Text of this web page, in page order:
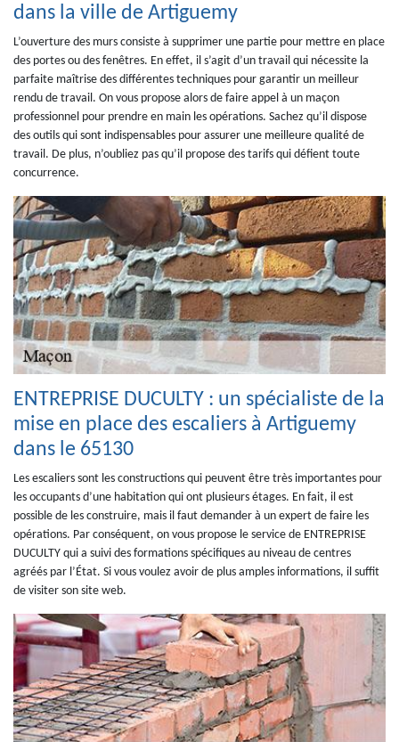
dans la ville de Artiguemy
L’ouverture des murs consiste à supprimer une partie pour mettre en place
des portes ou des fenêtres. En effet, il s’agit d’un travail qui nécessite la
parfaite maîtrise des différentes techniques pour garantir un meilleur
rendu de travail. On vous propose alors de faire appel à un maçon
professionnel pour prendre en main les opérations. Sachez qu’il dispose
des outils qui sont indispensables pour assurer une meilleure qualité de
travail. De plus, n’oubliez pas qu’il propose des tarifs qui défient toute
concurrence.
ENTREPRISE DUCULTY : un spécialiste de la
mise en place des escaliers à Artiguemy
dans le 65130
Les escaliers sont les constructions qui peuvent être très importantes pour
les occupants d’une habitation qui ont plusieurs étages. En fait, il est
possible de les construire, mais il faut demander à un expert de faire les
opérations. Par conséquent, on vous propose le service de ENTREPRISE
DUCULTY qui a suivi des formations spécifiques au niveau de centres
agréés par l’État. Si vous voulez avoir de plus amples informations, il suffit
de visiter son site web.